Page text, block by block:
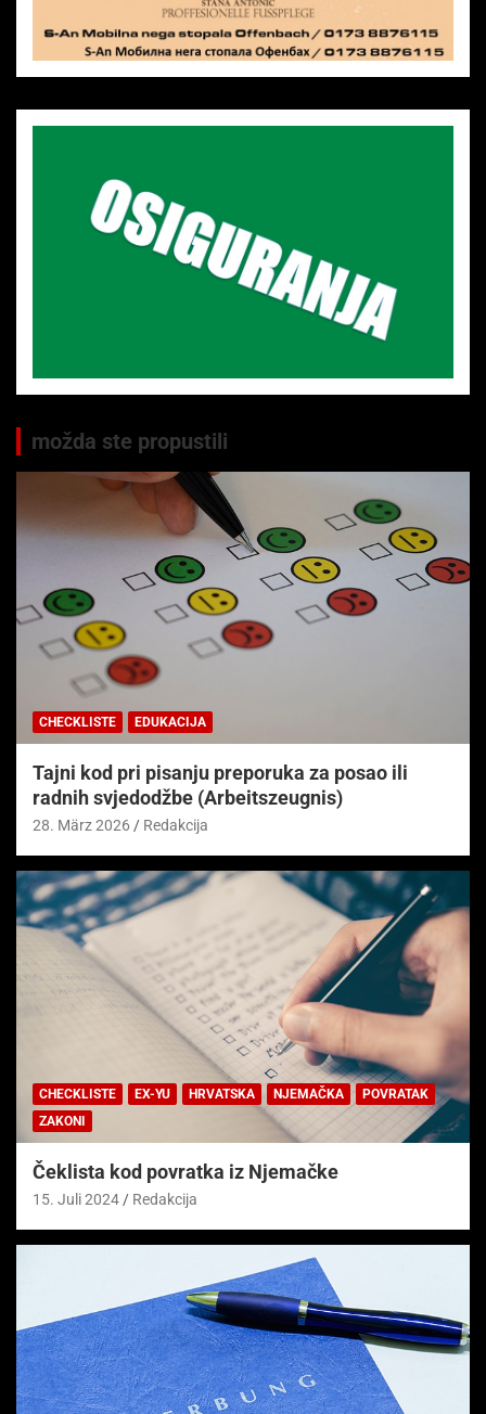
možda ste propustili
CHECKLISTE EDUKACIJA
Tajni kod pri pisanju preporuka za posao ili
radnih svjedodžbe (Arbeitszeugnis)
28. März 2026 Redakcija
CHECKLISTE EX-YU HRVATSKA NJEMAČKA
POVRATAK
ZAKONI
Čeklista kod povratka iz Njemačke
15. Juli 2024 Redakcija